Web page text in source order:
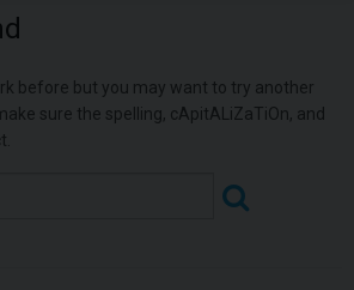
before but you may want to try another
sure the spelling, cApitALiZaTiOn, and